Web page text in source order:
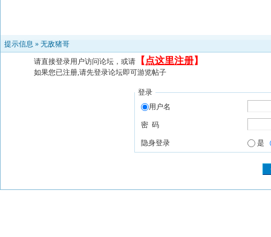
提示信息 » 无敌猪哥
请直接登录用户访问论坛，或请 【 点这里注册】
如果您已注册,请先登录论坛即可游览帖子
登录
用户名
密 码
隐身登录 是